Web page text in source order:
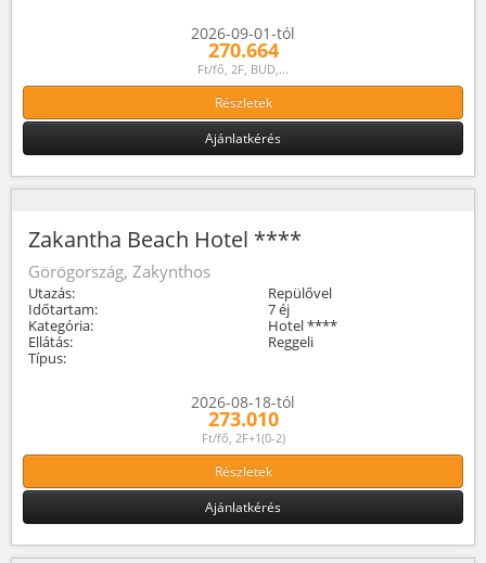
2026-09-01-tól
270.664
Ft/fő, 2F, BUD,...
Részletek
Ajánlatkérés
Zakantha Beach Hotel ****
Görögország, Zakynthos
Utazás:
Repülővel
Időtartam:
7 éj
Kategória:
Hotel ****
Ellátás:
Reggeli
Típus:
2026-08-18-tól
273.010
Ft/fő, 2F+1(0-2)
Részletek
Ajánlatkérés